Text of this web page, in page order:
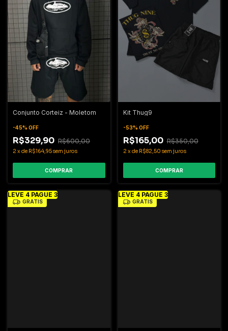
Conjunto Corteiz - Moletom
-45% OFF
R$329,90 R$600,00
2 xde R$164,95sem juros
COMPRAR
Kit Thug9
-53% OFF
R$165,00 R$350,00
2 xde R$82,50 sem juros
COMPRAR
LEVE 4 PAGUE 3
GRÁTIS
LEVE 4 PAGUE 3
GRÁTIS